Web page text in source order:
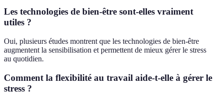
Les technologies de bien-être sont-elles vraiment
utiles ?
Oui, plusieurs études montrent que les technologies de bien-être
augmentent la sensibilisation et permettent de mieux gérer le stress
au quotidien.
Comment la flexibilité au travail aide-t-elle à gérer le
stress ?